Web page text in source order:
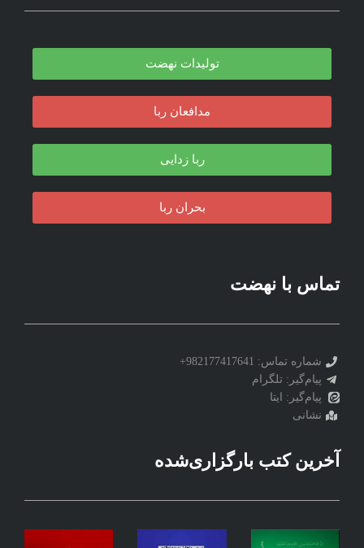
تولیدات نهضت
مدافعان ربا
ربا زدایی
بحران ربا
تماس با نهضت
شماره تماس: 982177417641+
پیام‌گیر: تلگرام
پیام‌گیر: ایتا
نشانی
آخرین کتب بارگزاری‌شده